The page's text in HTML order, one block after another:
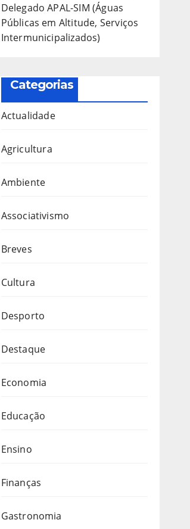
Delegado APAL-SIM (Águas
Públicas em Altitude, Serviços
Intermunicipalizados)
Categorias
Actualidade
Agricultura
Ambiente
Associativismo
Breves
Cultura
Desporto
Destaque
Economia
Educação
Ensino
Finanças
Gastronomia